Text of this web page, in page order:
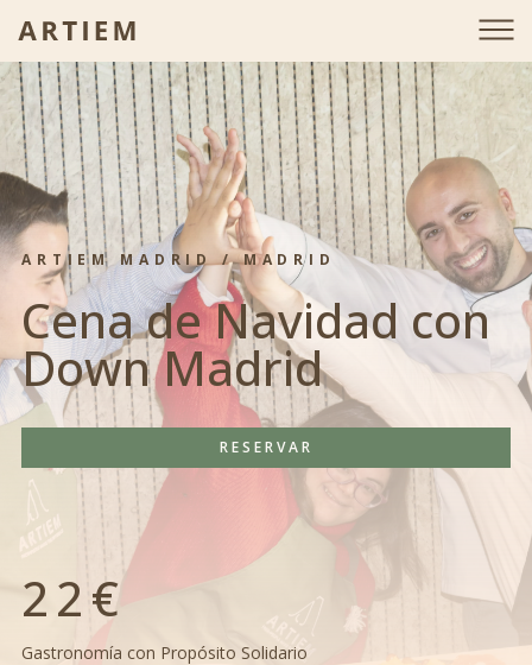
ARTIEM MADRID / MADRID
Cena de Navidad con
Down Madrid
RESERVAR
22€
Gastronomía con Propósito Solidario